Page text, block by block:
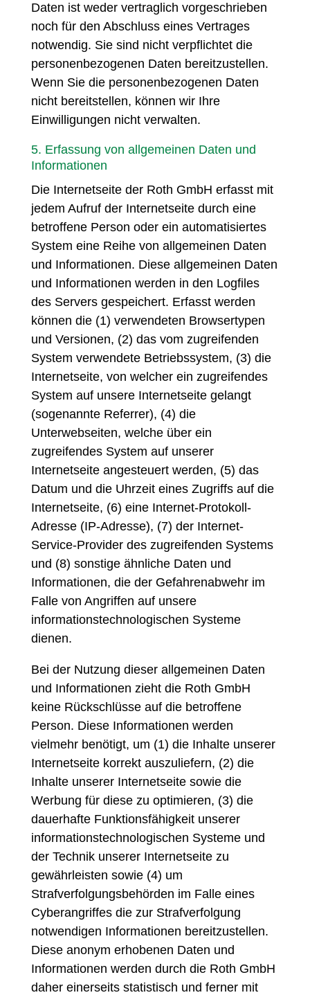
Daten ist weder vertraglich vorgeschrieben
noch für den Abschluss eines Vertrages
notwendig. Sie sind nicht verpflichtet die
personenbezogenen Daten bereitzustellen.
Wenn Sie die personenbezogenen Daten
nicht bereitstellen, können wir Ihre
Einwilligungen nicht verwalten.
5. Erfassung von allgemeinen Daten und
Informationen
Die Internetseite der Roth GmbH erfasst mit
jedem Aufruf der Internetseite durch eine
betroffene Person oder ein automatisiertes
System eine Reihe von allgemeinen Daten
und Informationen. Diese allgemeinen Daten
und Informationen werden in den Logfiles
des Servers gespeichert. Erfasst werden
können die (1) verwendeten Browsertypen
und Versionen, (2) das vom zugreifenden
System verwendete Betriebssystem, (3) die
Internetseite, von welcher ein zugreifendes
System auf unsere Internetseite gelangt
(sogenannte Referrer), (4) die
Unterwebseiten, welche über ein
zugreifendes System auf unserer
Internetseite angesteuert werden, (5) das
Datum und die Uhrzeit eines Zugriffs auf die
Internetseite, (6) eine Internet-Protokoll-
Adresse (IP-Adresse), (7) der Internet-
Service-Provider des zugreifenden Systems
und (8) sonstige ähnliche Daten und
Informationen, die der Gefahrenabwehr im
Falle von Angriffen auf unsere
informationstechnologischen Systeme
dienen.
Bei der Nutzung dieser allgemeinen Daten
und Informationen zieht die Roth GmbH
keine Rückschlüsse auf die betroffene
Person. Diese Informationen werden
vielmehr benötigt, um (1) die Inhalte unserer
Internetseite korrekt auszuliefern, (2) die
Inhalte unserer Internetseite sowie die
Werbung für diese zu optimieren, (3) die
dauerhafte Funktionsfähigkeit unserer
informationstechnologischen Systeme und
der Technik unserer Internetseite zu
gewährleisten sowie (4) um
Strafverfolgungsbehörden im Falle eines
Cyberangriffes die zur Strafverfolgung
notwendigen Informationen bereitzustellen.
Diese anonym erhobenen Daten und
Informationen werden durch die Roth GmbH
daher einerseits statistisch und ferner mit